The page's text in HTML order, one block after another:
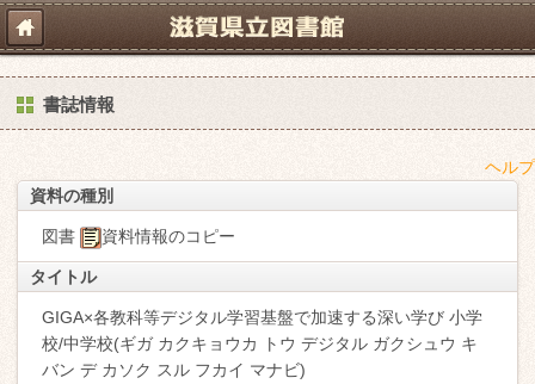
書誌情報
ヘルプ
資料の種別
図書 資料情報のコピー
タイトル
GIGA×各教科等デジタル学習基盤で加速する深い学び 小学
校/中学校(ギガ カクキョウカ トウ デジタル ガクシュウ キ
バン デ カソク スル フカイ マナビ)